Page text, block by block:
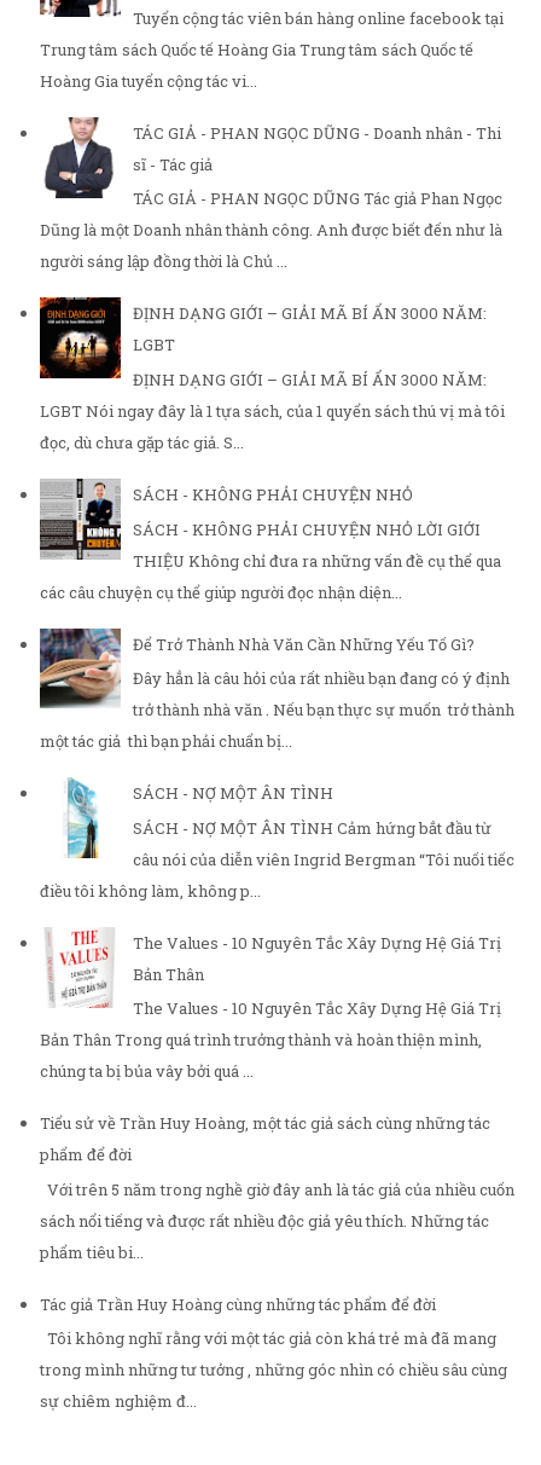
Tuyển cộng tác viên bán hàng online facebook tại
Trung tâm sách Quốc tế Hoàng Gia Trung tâm sách Quốc tế
Hoàng Gia tuyển cộng tác vi...
TÁC GIẢ - PHAN NGỌC DŨNG - Doanh nhân - Thi
sĩ - Tác giả
TÁC GIẢ - PHAN NGỌC DŨNG Tác giả Phan Ngọc
Dũng là một Doanh nhân thành công. Anh được biết đến như là
người sáng lập đồng thời là Chủ ...
ĐỊNH DẠNG GIỚI – GIẢI MÃ BÍ ẨN 3000 NĂM:
LGBT
ĐỊNH DẠNG GIỚI – GIẢI MÃ BÍ ẨN 3000 NĂM:
LGBT Nói ngay đây là 1 tựa sách, của 1 quyển sách thú vị mà tôi
đọc, dù chưa gặp tác giả. S...
SÁCH - KHÔNG PHẢI CHUYỆN NHỎ
SÁCH - KHÔNG PHẢI CHUYỆN NHỎ LỜI GIỚI
THIỆU Không chỉ đưa ra những vấn đề cụ thể qua
các câu chuyện cụ thể giúp người đọc nhận diện...
Để Trở Thành Nhà Văn Cần Những Yếu Tố Gì?
Đây hẳn là câu hỏi của rất nhiều bạn đang có ý định
trở thành nhà văn . Nếu bạn thực sự muốn trở thành
một tác giả thì bạn phải chuẩn bị...
SÁCH - NỢ MỘT ÂN TÌNH
SÁCH - NỢ MỘT ÂN TÌNH Cảm hứng bắt đầu từ
câu nói của diễn viên Ingrid Bergman “Tôi nuối tiếc
điều tôi không làm, không p...
The Values - 10 Nguyên Tắc Xây Dựng Hệ Giá Trị
Bản Thân
The Values - 10 Nguyên Tắc Xây Dựng Hệ Giá Trị
Bản Thân Trong quá trình trưởng thành và hoàn thiện mình,
chúng ta bị bủa vây bởi quá ...
Tiểu sử về Trần Huy Hoàng, một tác giả sách cùng những tác
phẩm để đời
Với trên 5 năm trong nghề giờ đây anh là tác giả của nhiều cuốn
sách nổi tiếng và được rất nhiều độc giả yêu thích. Những tác
phẩm tiêu bi...
Tác giả Trần Huy Hoàng cùng những tác phẩm để đời
Tôi không nghĩ rằng với một tác giả còn khá trẻ mà đã mang
trong mình những tư tưởng , những góc nhìn có chiều sâu cùng
sự chiêm nghiệm đ...